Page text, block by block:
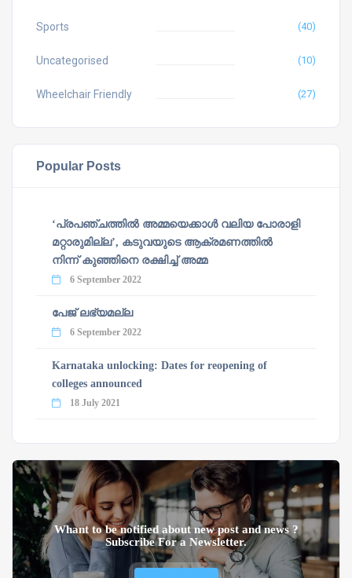
Sports (40)
Uncategorised (10)
Wheelchair Friendly (27)
Popular Posts
‘പ്രപഞ്ചത്തില്‍ അമ്മയെക്കാള്‍ വലിയ പോരാളി
മറ്റാരുമില്ല’, കടുവയുടെ ആക്രമണത്തില്‍
നിന്ന് കുഞ്ഞിനെ രക്ഷിച്ച് അമ്മ
6 September 2022
പേജ് ലഭ്യമല്ല
6 September 2022
Karnataka unlocking: Dates for reopening of
colleges announced
18 July 2021
Whant to be notified about new post and news ?
Subscribe For a Newsletter.